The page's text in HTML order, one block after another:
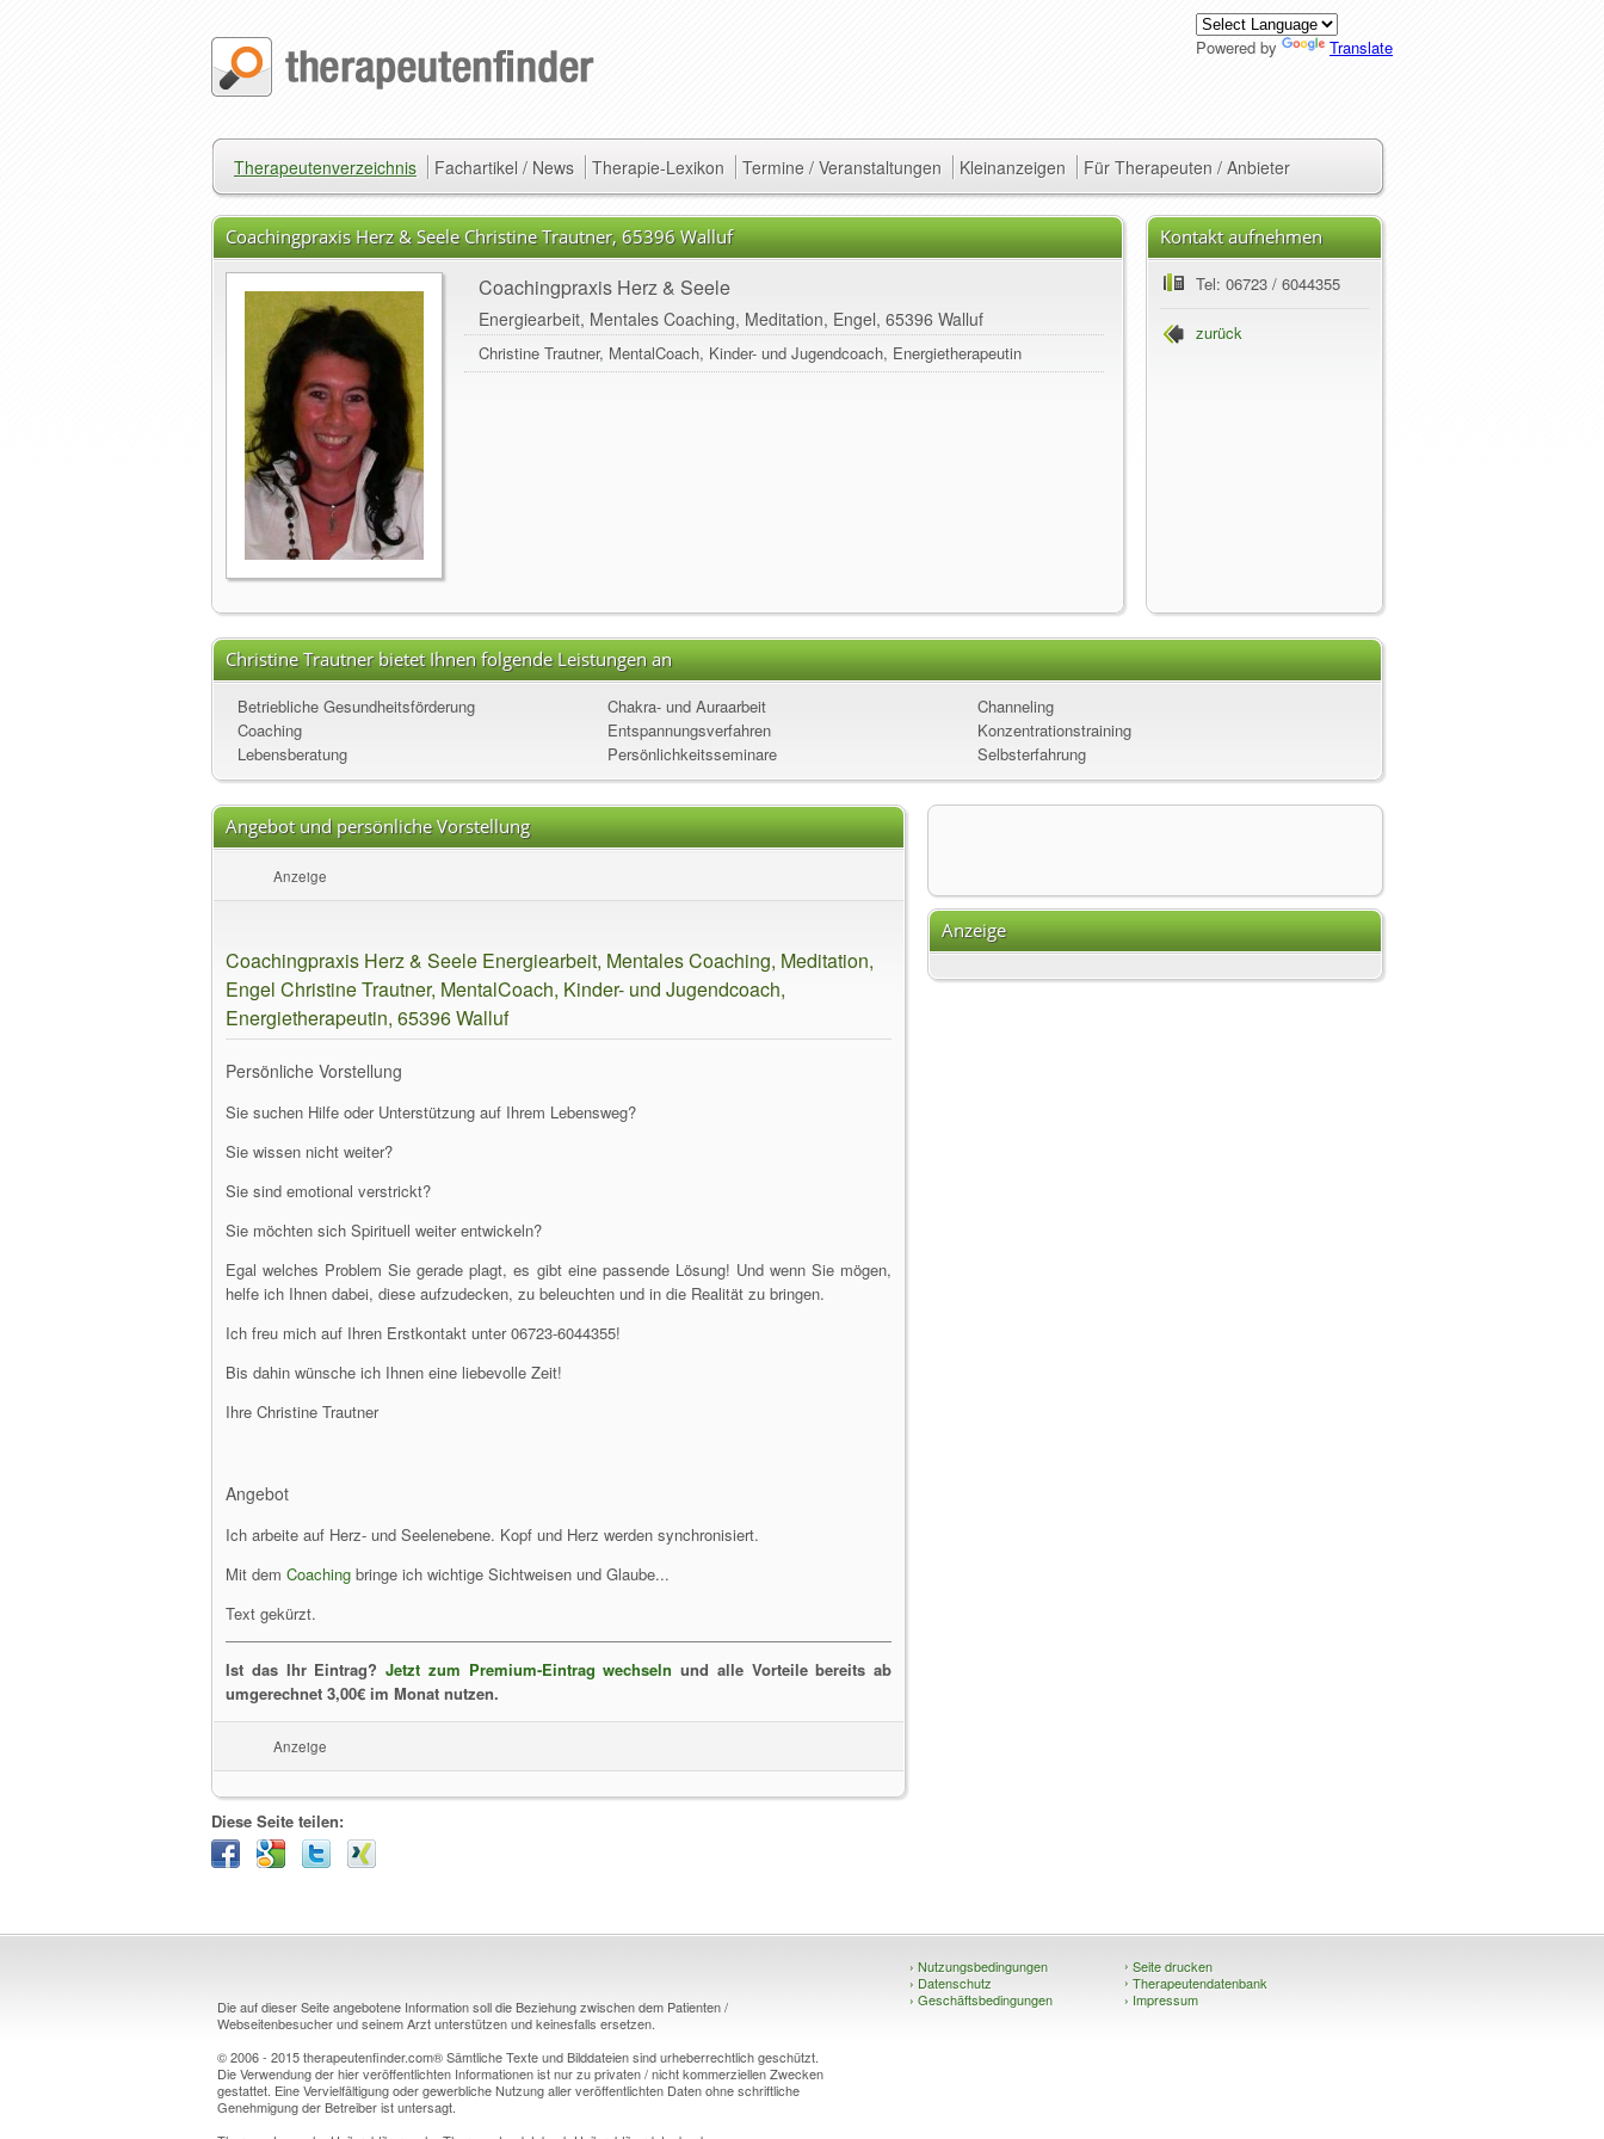
Powered by Translate
Therapeutenverzeichnis Fachartikel / News Therapie-Lexikon Termine / Veranstaltungen Kleinanzeigen Für Therapeuten / Anbieter
Coachingpraxis Herz & Seele Christine Trautner, 65396 Walluf
Coachingpraxis Herz & Seele
Energiearbeit, Mentales Coaching, Meditation, Engel, 65396 Walluf
Christine Trautner, MentalCoach, Kinder- und Jugendcoach, Energietherapeutin
Kontakt aufnehmen
Tel: 06723 / 6044355
zurück
Christine Trautner bietet Ihnen folgende Leistungen an
Betriebliche Gesundheitsförderung Chakra- und Auraarbeit
Channeling
Coaching
Entspannungsverfahren
Konzentrationstraining
Lebensberatung
Persönlichkeitsseminare Selbsterfahrung
Angebot und persönliche Vorstellung
Anzeige
Coachingpraxis Herz & Seele Energiearbeit, Mentales Coaching, Meditation,
Engel Christine Trautner, MentalCoach, Kinder- und Jugendcoach,
Energietherapeutin, 65396 Walluf
Persönliche Vorstellung
Sie suchen Hilfe oder Unterstützung auf Ihrem Lebensweg?
Sie wissen nicht weiter?
Sie sind emotional verstrickt?
Sie möchten sich Spirituell weiter entwickeln?
Egal welches Problem Sie gerade plagt, es gibt eine passende Lösung! Und wenn Sie mögen,
helfe ich Ihnen dabei, diese aufzudecken, zu beleuchten und in die Realität zu bringen.
Ich freu mich auf Ihren Erstkontakt unter 06723-6044355!
Bis dahin wünsche ich Ihnen eine liebevolle Zeit!
Ihre Christine Trautner
Angebot
Ich arbeite auf Herz- und Seelenebene. Kopf und Herz werden synchronisiert.
Mit dem Coaching bringe ich wichtige Sichtweisen und Glaube...
Text gekürzt.
Ist das Ihr Eintrag? Jetzt zum Premium-Eintrag wechseln und alle Vorteile bereits ab
umgerechnet 3,00€ im Monat nutzen.
Anzeige
Diese Seite teilen:
Anzeige
Die auf dieser Seite angebotene Information soll die Beziehung zwischen dem Patienten /
Webseitenbesucher und seinem Arzt unterstützen und keinesfalls ersetzen.
© 2006 - 2015 therapeutenfinder.com® Sämtliche Texte und Bilddateien sind urheberrechtlich geschützt.
Die Verwendung der hier veröffentlichten Informationen ist nur zu privaten / nicht kommerziellen Zwecken
gestattet. Eine Vervielfältigung oder gewerbliche Nutzung aller veröffentlichten Daten ohne schriftliche
Genehmigung der Betreiber ist untersagt.
› Nutzungsbedingungen
› Datenschutz
› Geschäftsbedingungen
› Seite drucken
› Therapeutendatenbank
› Impressum